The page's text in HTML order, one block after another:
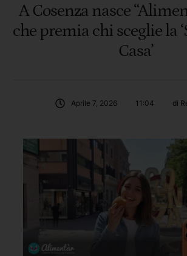
A Cosenza nasce
che premia chi sceglie la
Casa’
Aprile 7, 2026 11:04 di